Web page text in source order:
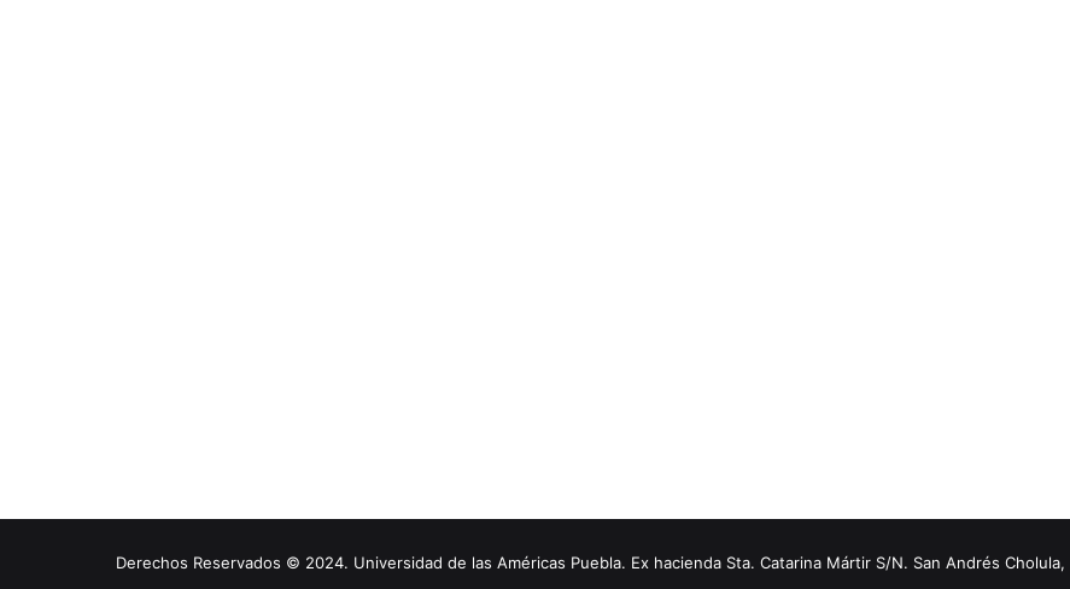
Derechos Reservados © 2024. Universidad de las Américas Puebla. Ex hacienda Sta. Catarina Mártir S/N. San Andrés